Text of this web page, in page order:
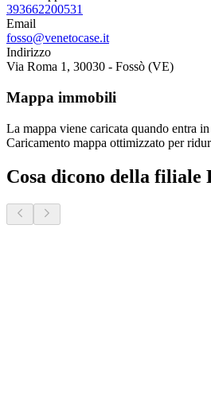
393662200531
Email
fosso@venetocase.it
Indirizzo
Via Roma 1, 30030 - Fossò (VE)
Mappa immobili
La mappa viene caricata quando entra
Caricamento mappa ottimizzato per
Cosa dicono della filiale